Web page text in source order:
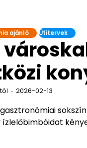
ajánló Útitervek
2026-02-13